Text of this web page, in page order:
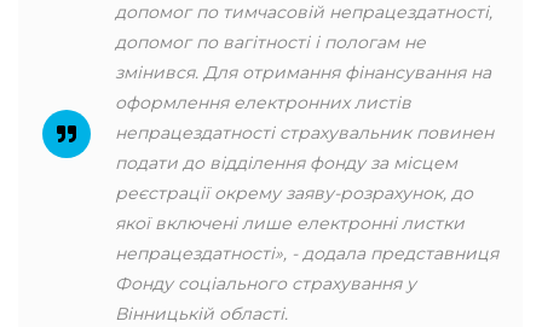
допомог по тимчасовій непрацездатності,
допомог по вагітності і пологам не
змінився. Для отримання фінансування на
оформлення електронних листів
непрацездатності страхувальник повинен
подати до відділення фонду за місцем
реєстрації окрему заяву-розрахунок, до
якої включені лише електронні листки
непрацездатності», - додала представниця
Фонду соціального страхування у
Вінницькій області.